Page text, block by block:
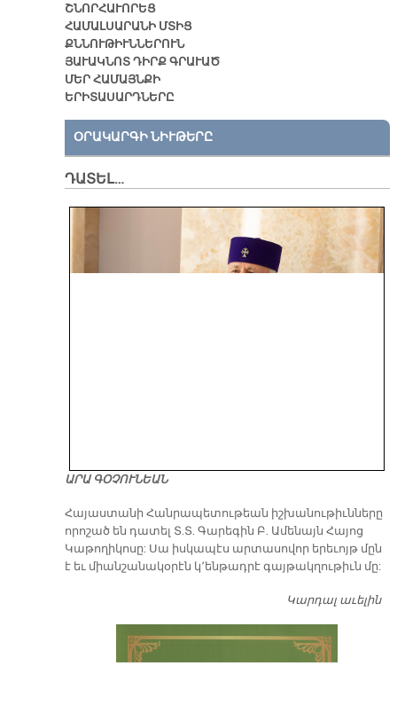
ՇՆՈՐՀԱՒՈՐԵՑ
ՀԱՄԱԼՍԱՐԱՆԻ ՄՏԻՑ
ՔՆՆՈՒԹԻՒՆՆԵՐՈՒՆ
ՅԱՒԱԿՆՈՏ ԴԻՐՔ ԳՐԱՒԱԾ
ՄԵՐ ՀԱՄԱՅՆՔԻ
ԵՐԻՏԱՍԱՐԴՆԵՐԸ
ՕՐԱԿԱՐԳԻ ՆԻՒԹԵՐԸ
ԴԱՏԵԼ…
ԱՐԱ ԳՕՉՈՒՆԵԱՆ
​Հայաստանի Հանրապետութեան իշխանութիւնները
որոշած են դատել Տ.Տ. Գարեգին Բ. Ամենայն Հայոց
Կաթողիկոսը: Սա իսկապէս արտասովոր երեւոյթ մըն
է եւ միանշանակօրէն կ՚ենթադրէ գայթակղութիւն մը:
Կարդալ աւելին